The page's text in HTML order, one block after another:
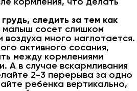
следить за тем как
малыш сосет слишком
воздуха много наглотается.
активного сосания,
между кормлениями
А в случае вскармливания
2-3 перерыва за одно
ребенка вертикально,